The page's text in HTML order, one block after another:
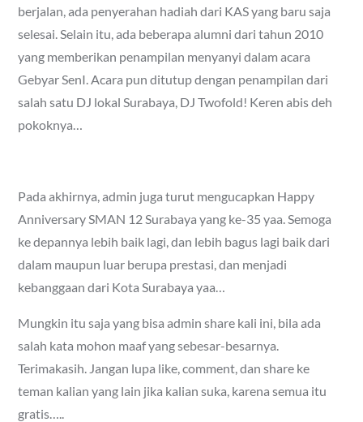
berjalan, ada penyerahan hadiah dari KAS yang baru saja
selesai. Selain itu, ada beberapa alumni dari tahun 2010
yang memberikan penampilan menyanyi dalam acara
Gebyar SenI. Acara pun ditutup dengan penampilan dari
salah satu DJ lokal Surabaya, DJ Twofold! Keren abis deh
pokoknya…
Pada akhirnya, admin juga turut mengucapkan Happy
Anniversary SMAN 12 Surabaya yang ke-35 yaa. Semoga
ke depannya lebih baik lagi, dan lebih bagus lagi baik dari
dalam maupun luar berupa prestasi, dan menjadi
kebanggaan dari Kota Surabaya yaa…
Mungkin itu saja yang bisa admin share kali ini, bila ada
salah kata mohon maaf yang sebesar-besarnya.
Terimakasih. Jangan lupa like, comment, dan share ke
teman kalian yang lain jika kalian suka, karena semua itu
gratis…..